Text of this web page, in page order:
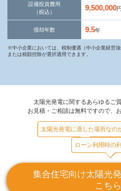
設備投資費用
（税込）
9,500,000円
償却年数 9.5年
※中小企業においては、税制優遇（中小企業経営
または税額控除が選択適用できます。
太陽光発電に関するあらゆるご
お見積・ご相談は無料ですので、
太陽光発電に適した場所なの
ローン利用時の
集合住宅向け太陽光
こちら